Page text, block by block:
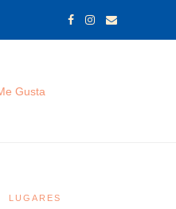
LUGARES